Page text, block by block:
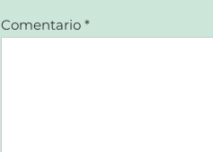
Comentario *